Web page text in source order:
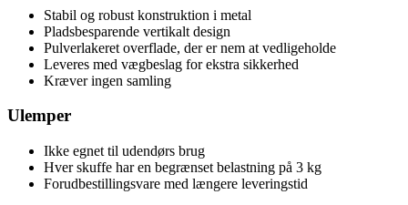
Stabil og robust konstruktion i metal
Pladsbesparende vertikalt design
Pulverlakeret overflade, der er nem at vedligeholde
Leveres med vægbeslag for ekstra sikkerhed
Kræver ingen samling
Ulemper
Ikke egnet til udendørs brug
Hver skuffe har en begrænset belastning på 3 kg
Forudbestillingsvare med længere leveringstid